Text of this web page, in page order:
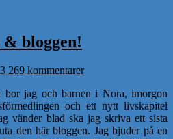
bloggen!
269 kommentarer
bor jag och barnen i Nora, imorgon
och ett nytt livskapitel
vänder blad ska jag skriva ett sista
den här bloggen. Jag bjuder på en